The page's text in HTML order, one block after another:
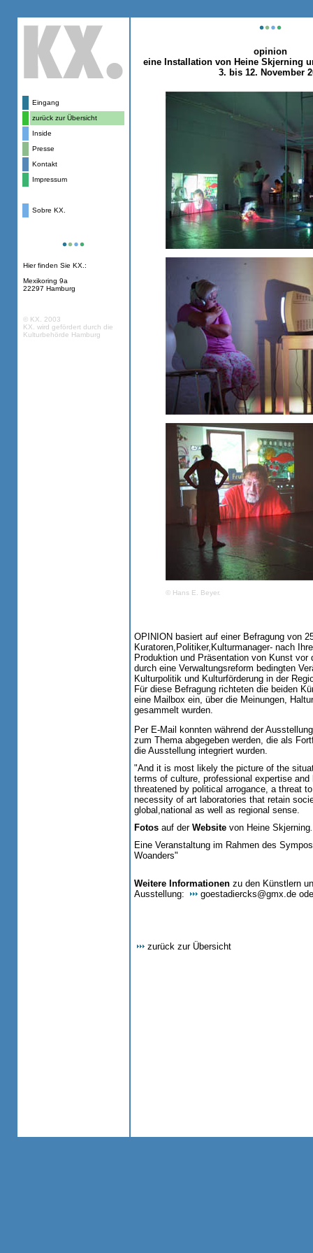
Eingang
zurück zur Übersicht
Inside
Presse
Kontakt
Impressum
Sobre KX.
Hier finden Sie KX.:
Mexikoring 9a
22297 Hamburg
© KX. 2003
KX. wird gefördert durch die
Kulturbehörde Hamburg
opinion
eine Installation von Heine Skjerning
3. bis 12. November
© Hans E. Beyer.
OPINION basiert auf einer Befragung von
Kuratoren,Politiker,Kulturmanager- nach
Produktion und Präsentation von Kunst vor
durch eine Verwaltungsreform bedingten
Kulturpolitik und Kulturförderung in der
Für diese Befragung richteten die beiden
eine Mailbox ein, über die Meinungen,
gesammelt wurden.
Per E-Mail konnten während der
zum Thema abgegeben werden, die als
die Ausstellung integriert wurden.
"And it is most likely the picture of the
terms of culture, professional expertise and
threatened by political arrogance, a threat
necessity of art laboratories that retain
global,national as well as regional sense.
Fotos auf der Website von Heine Skjerning
Eine Veranstaltung im Rahmen des
Woanders"
Weitere Informationen zu den Künstlern
Ausstellung:
goestadiercks@gmx.de
zurück zur Übersicht